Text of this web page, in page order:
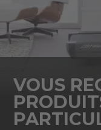
VOUS